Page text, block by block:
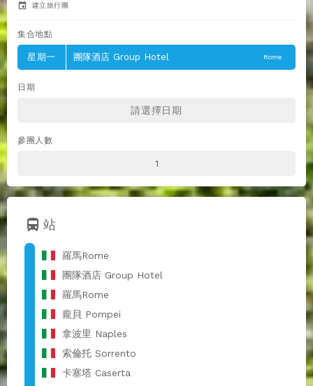
event 建立旅行團
集合地點
星期一 團隊酒店 Group Hotel Rome
日期
參團人數
directions_bus 站
羅馬Rome
團隊酒店 Group Hotel
羅馬Rome
龐貝 Pompei
拿波里 Naples
索倫托 Sorrento
卡塞塔 Caserta